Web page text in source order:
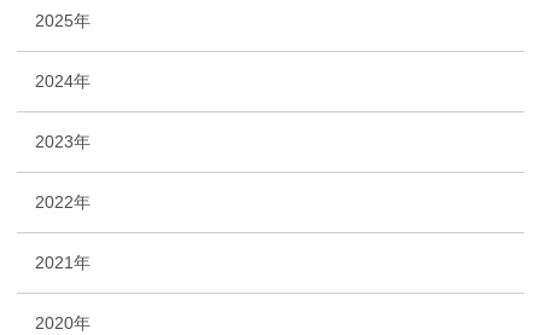
2025年
2024年
2023年
2022年
2021年
2020年